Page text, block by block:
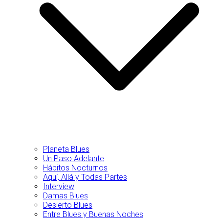
Planeta Blues
Un Paso Adelante
Hábitos Nocturnos
Aquí, Allá y Todas Partes
Interview
Damas Blues
Desierto Blues
Entre Blues y Buenas Noches